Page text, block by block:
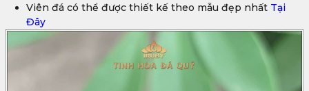
Viên đá có thể được thiết kế theo mẫu đẹp nhất Tại
Đây